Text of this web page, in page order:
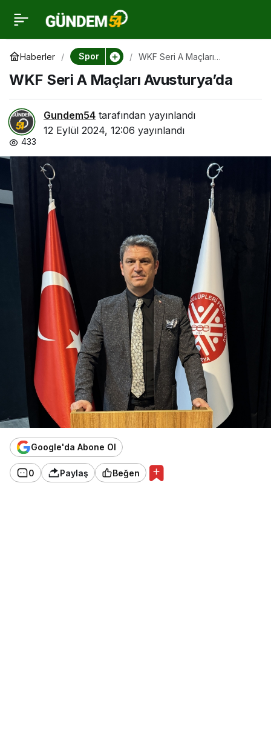
Haberler Spor
WKF Seri A Maçları
WKF Seri A Maçları Avusturya’da
Gundem54 tarafından yayınlandı
12 Eylül 2024, 12:06 yayınlandı
433
Google'da Abone Ol
0 Paylaş Beğen
WKF Seri A Maçları
Avusturya’da